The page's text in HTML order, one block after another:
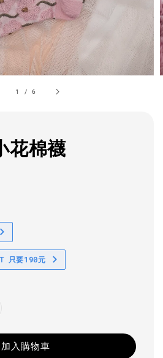
1 /6
花棉襪
只要190元
加入購物車